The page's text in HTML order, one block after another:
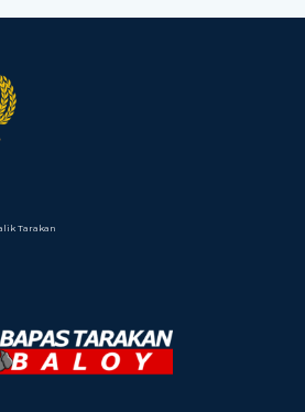
Tarakan